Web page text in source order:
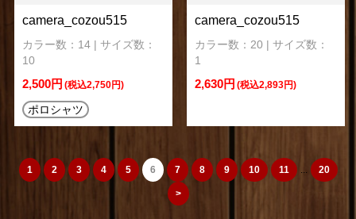
camera_cozou515
カラー数：14 | サイズ数：
10
2,500円 (税込2,750円)
ポロシャツ
camera_cozou515
カラー数：20 | サイズ数：
1
2,630円 (税込2,893円)
1 2 3 4 5 6 7 8 9 10 11 ... 20
>